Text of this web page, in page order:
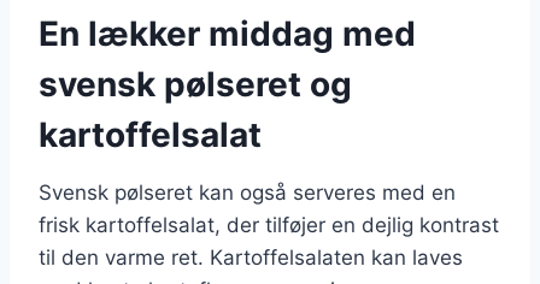
En lækker middag med
svensk pølseret og
kartoffelsalat
Svensk pølseret kan også serveres med en
frisk kartoffelsalat, der tilføjer en dejlig kontrast
til den varme ret. Kartoffelsalaten kan laves